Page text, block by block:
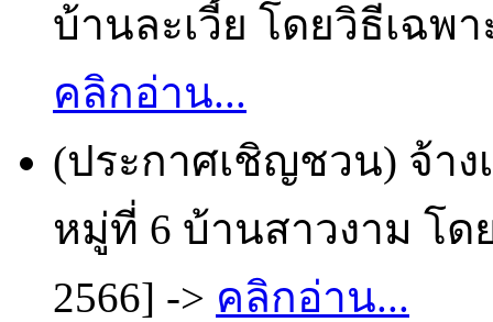
บ้านละเวี้ย โดยวิธีเฉพา
คลิกอ่าน...
(ประกาศเชิญชวน) จ้า
หมู่ที่ 6 บ้านสาวงาม โด
2566] -> คลิกอ่าน...